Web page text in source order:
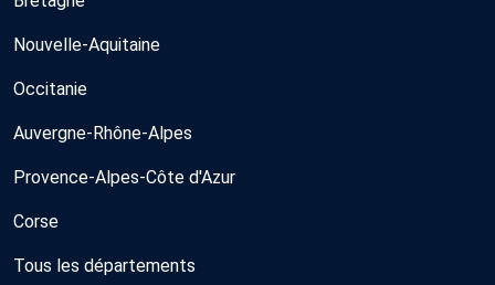
Nouvelle-Aquitaine
Occitanie
Auvergne-Rhône-Alpes
Provence-Alpes-Côte d'Azur
Corse
Tous les départements